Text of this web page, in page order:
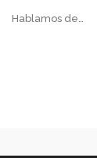
Hablamos de…